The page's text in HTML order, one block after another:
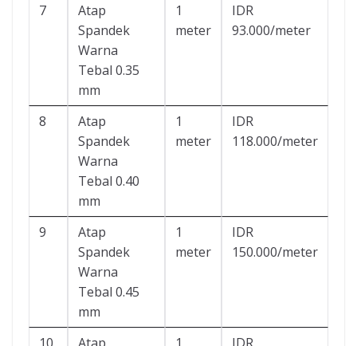
7
Atap
Spandek
Warna
Tebal 0.35
mm
1
meter
IDR
93.000/meter
8
Atap
Spandek
Warna
Tebal 0.40
mm
1
meter
IDR
118.000/meter
9
Atap
Spandek
Warna
Tebal 0.45
mm
1
meter
IDR
150.000/meter